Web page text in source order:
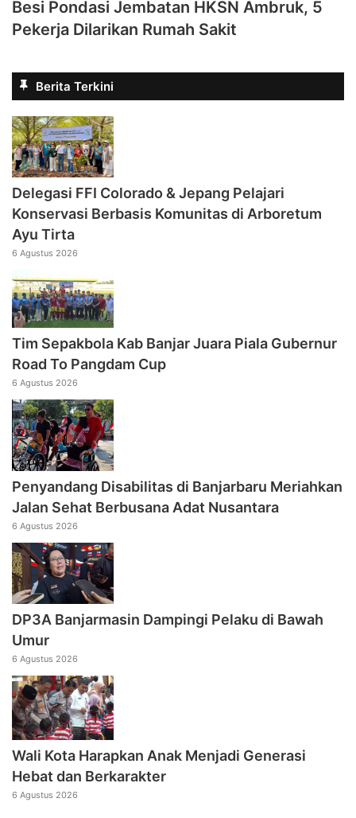
Besi Pondasi Jembatan HKSN Ambruk, 5
Pekerja Dilarikan Rumah Sakit
Berita Terkini
Delegasi FFI Colorado & Jepang Pelajari
Konservasi Berbasis Komunitas di Arboretum
Ayu Tirta
6 Agustus 2026
Tim Sepakbola Kab Banjar Juara Piala Gubernur
Road To Pangdam Cup
6 Agustus 2026
Penyandang Disabilitas di Banjarbaru Meriahkan
Jalan Sehat Berbusana Adat Nusantara
6 Agustus 2026
DP3A Banjarmasin Dampingi Pelaku di Bawah
Umur
6 Agustus 2026
Wali Kota Harapkan Anak Menjadi Generasi
Hebat dan Berkarakter
6 Agustus 2026